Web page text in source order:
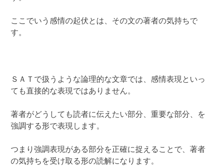
ここでいう感情の起伏とは、その文の著者の気持ちで
す。
ＳＡＴで扱うような論理的な文章では、感情表現といっ
ても直接的な表現ではありません。
著者がどうしても読者に伝えたい部分、重要な部分、を
強調する形で表現します。
つまり強調表現がある部分を正確に捉えることで、著者
の気持ちを受け取る形の読解になります。